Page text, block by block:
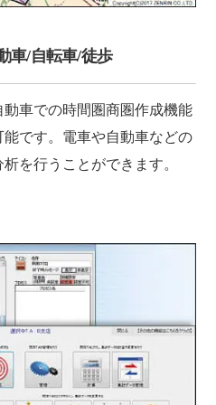
車/自転車/徒歩
車での時間圏商圏作成機能
です。電車や自動車などの
を行うことができます。